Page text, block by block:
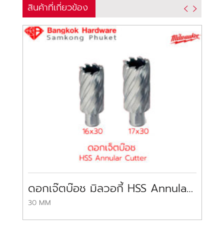
สินค้าที่เกี่ยวข้อง
ดอกเจ๊ตบ๊อช มิลวอกี้ HSS Annular Cutters MILWAUKEE
30 MM